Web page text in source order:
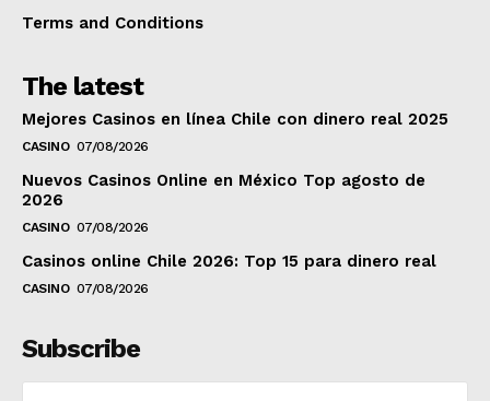
Terms and Conditions
The latest
Mejores Casinos en línea Chile con dinero real 2025
CASINO 07/08/2026
Nuevos Casinos Online en México Top agosto de
2026
CASINO 07/08/2026
Casinos online Chile 2026: Top 15 para dinero real
CASINO 07/08/2026
Subscribe